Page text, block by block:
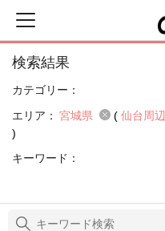
検索結果
カテゴリー：
エリア： 宮城県 ( 仙台周辺
)
キーワード：